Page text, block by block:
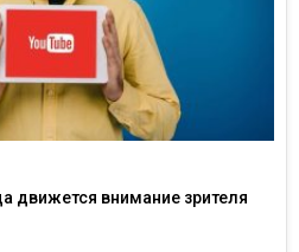
движется внимание зрителя